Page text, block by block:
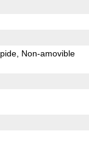
Non-amovible